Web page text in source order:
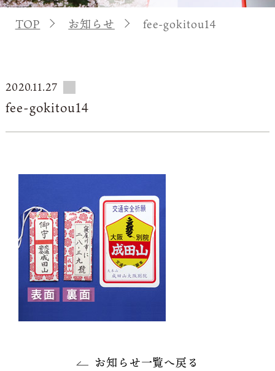
TOP お知らせ fee-gokitou14
2020.11.27
fee-gokitou14
お知らせ一覧へ戻る